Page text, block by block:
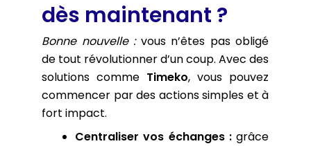
dès maintenant ?
Bonne nouvelle : vous n’êtes pas obligé
de tout révolutionner d’un coup. Avec des
solutions comme Timeko, vous pouvez
commencer par des actions simples et à
fort impact.
Centraliser vos échanges :grâce